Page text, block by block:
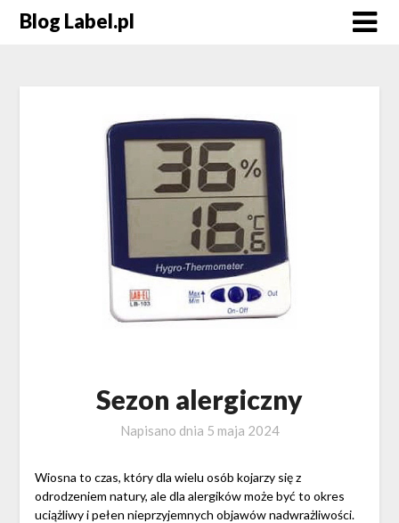
Blog Label.pl
Sezon alergiczny
Napisano dnia 5 maja 2024
Wiosna to czas, który dla wielu osób kojarzy się z
odrodzeniem natury, ale dla alergików może być to okres
uciążliwy i pełen nieprzyjemnych objawów nadwrażliwości.